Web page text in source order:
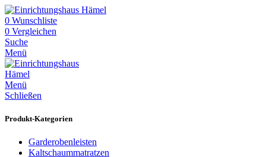
0 Wunschliste
0 Vergleichen
Suche
Menü
Menü
Schließen
Produkt-Kategorien
Garderobenleisten
Kaltschaummatratzen